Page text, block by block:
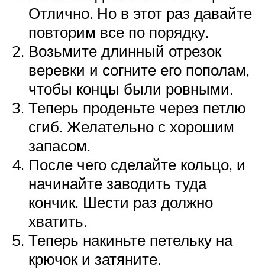
Отлично. Но в этот раз давайте
повторим все по порядку.
Возьмите длинный отрезок
веревки и согните его пополам,
чтобы концы были ровными.
Теперь проденьте через петлю
сгиб. Желательно с хорошим
запасом.
После чего сделайте кольцо, и
начинайте заводить туда
кончик. Шести раз должно
хватить.
Теперь накиньте петельку на
крючок и затяните.